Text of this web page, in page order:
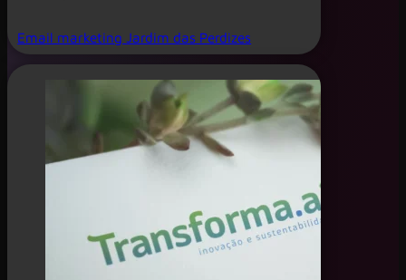
Email marketing Jardim das Perdizes